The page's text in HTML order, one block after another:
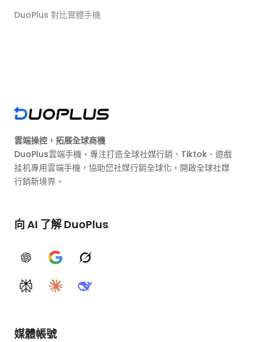
DuoPlus 對比實體手機
雲端操控，拓展全球商機
DuoPlus雲端手機，專注打造全球社媒行銷、Tiktok、遊戲
挂机專用雲端手機，協助您社媒行銷全球化，開啟全球社媒
行銷新境界。
向 AI 了解 DuoPlus
ChatGPTGoogle AIGrok
PerplexityClaudeDeepSeek
媒體帳號